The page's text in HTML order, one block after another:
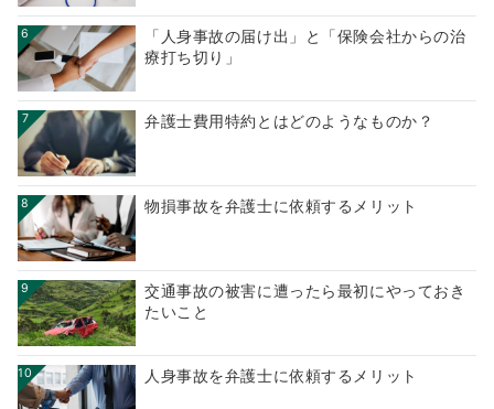
6
「人身事故の届け出」と「保険会社からの治
療打ち切り」
7 弁護士費用特約とはどのようなものか？
8 物損事故を弁護士に依頼するメリット
9
交通事故の被害に遭ったら最初にやっておき
たいこと
10 人身事故を弁護士に依頼するメリット